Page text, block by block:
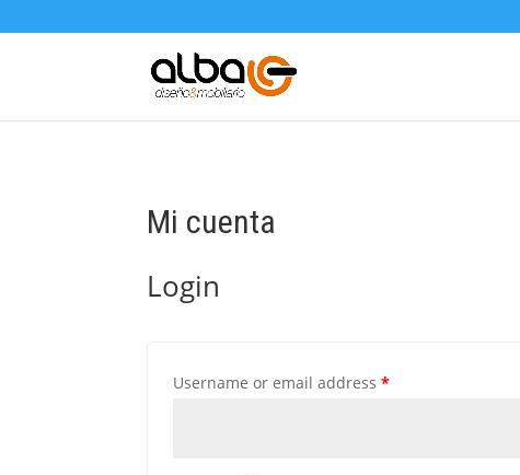
Mi cuenta
Login
Username or email address*